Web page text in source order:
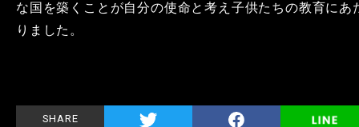
な国を築くことが自分の使命と考え子供たちの教育にあ
りました。
SHARE